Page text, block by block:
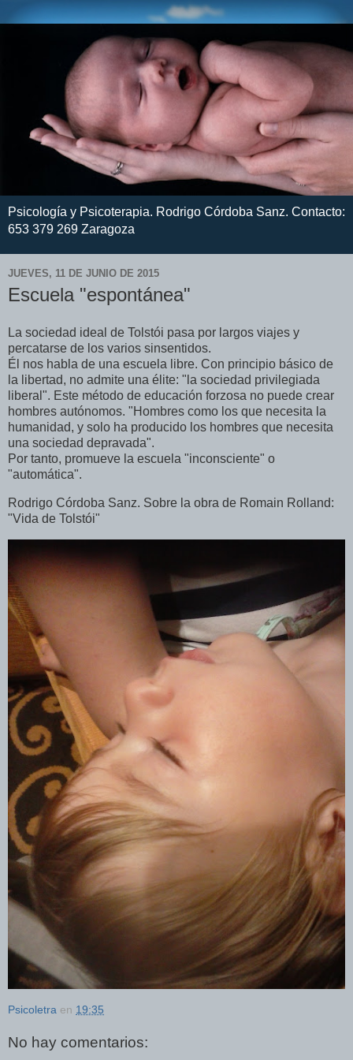
Psicología y Psicoterapia. Rodrigo Córdoba Sanz. Contacto:
653 379 269 Zaragoza
JUEVES, 11 DE JUNIO DE 2015
Escuela "espontánea"
La sociedad ideal de Tolstói pasa por largos viajes y
percatarse de los varios sinsentidos.
Él nos habla de una escuela libre. Con principio básico de
la libertad, no admite una élite: "la sociedad privilegiada
liberal". Este método de educación forzosa no puede crear
hombres autónomos. "Hombres como los que necesita la
humanidad, y solo ha producido los hombres que necesita
una sociedad depravada".
Por tanto, promueve la escuela "inconsciente" o
"automática".
Rodrigo Córdoba Sanz. Sobre la obra de Romain Rolland:
"Vida de Tolstói"
Psicoletra en 19:35
No hay comentarios: